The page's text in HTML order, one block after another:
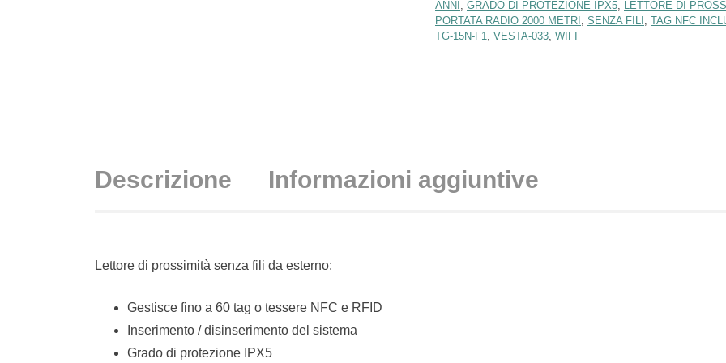
n
i
ANNI , GRADO DI PROTEZIONE IPX5, LETTORE DI
PORTATA RADIO 2000 METRI , SENZA FILI , TAG NFC
TG-15N-F1, VESTA-033, WIFI
Descrizione Informazioni aggiuntive
Lettore di prossimità senza fili da esterno:
Gestisce fino a 60 tag o tessere NFC e RFID
Inserimento / disinserimento del sistema
Grado di protezione IPX5